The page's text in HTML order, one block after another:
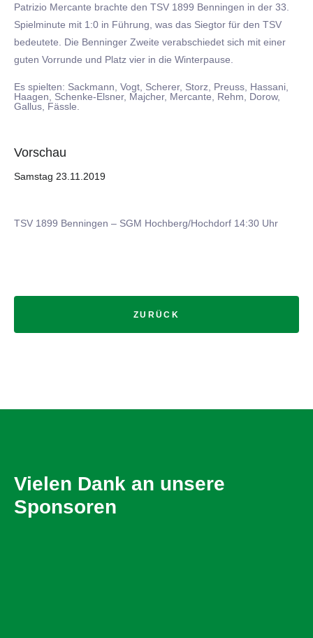
Patrizio Mercante brachte den TSV 1899 Benningen in der 33.
Spielminute mit 1:0 in Führung, was das Siegtor für den TSV
bedeutete. Die Benninger Zweite verabschiedet sich mit einer
guten Vorrunde und Platz vier in die Winterpause.
Es spielten: Sackmann, Vogt, Scherer, Storz, Preuss, Hassani,
Haagen, Schenke-Elsner, Majcher, Mercante, Rehm, Dorow,
Gallus, Fässle.
Vorschau
Samstag 23.11.2019
TSV 1899 Benningen – SGM Hochberg/Hochdorf 14:30 Uhr
ZURÜCK
Vielen Dank an unsere
Sponsoren